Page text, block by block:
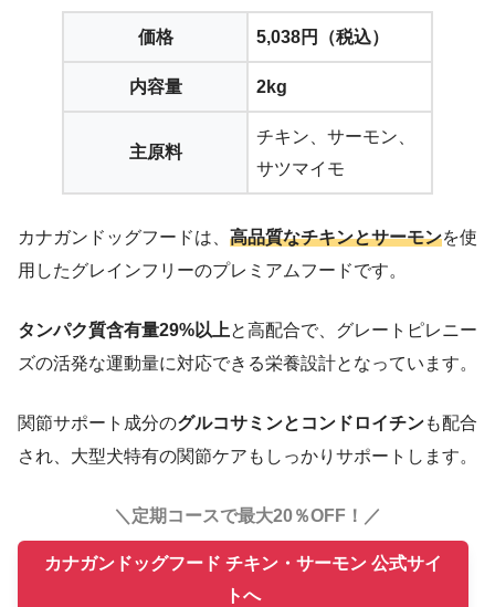
価格 5,038円（税込）
内容量 2kg
主原料
チキン、サーモン、
サツマイモ
カナガンドッグフードは、 高品質なチキンとサーモンを使
用したグレインフリーのプレミアムフードです。
タンパク質含有量29%以上と高配合で、グレートピレニー
ズの活発な運動量に対応できる栄養設計となっています。
関節サポート成分のグルコサミンとコンドロイチンも配合
され、大型犬特有の関節ケアもしっかりサポートします。
＼定期コースで最大20％OFF！／
カナガンドッグフード チキン・サーモン 公式サイ
トへ